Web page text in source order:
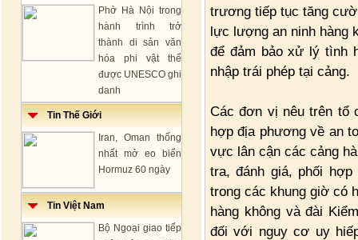
Phở Hà Nội trong
hành trình trở
thành di sản văn
hóa phi vật thể
được UNESCO ghi
danh
Tin Thế Giới
Iran, Oman thống
nhất mở eo biển
Hormuz 60 ngày
Tin Việt Nam
Bộ Ngoại giao tiếp
trương tiếp tục tăng
lực lượng an ninh hàng
để đảm bảo xử lý tình
nhập trái phép tại cảng.
Các đơn vị nêu trên tổ
hợp địa phương về an
vực lân cận các cảng
tra, đánh giá, phối
trong các khung giờ có
hàng không và đài
đối với nguy cơ uy